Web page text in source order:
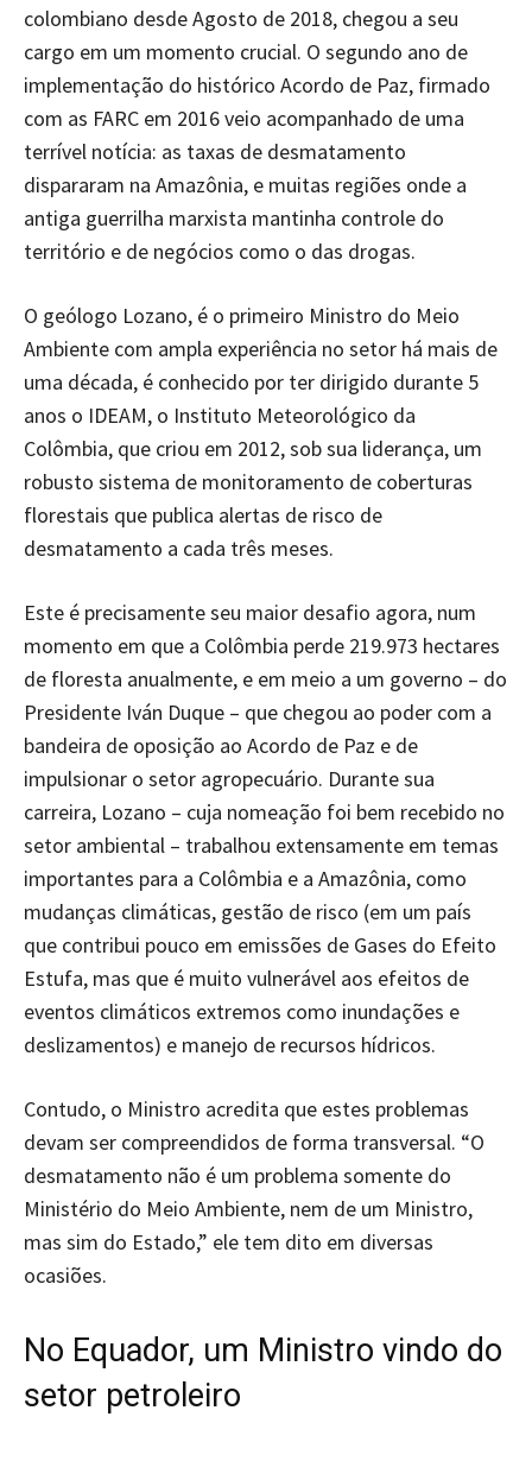
colombiano desde Agosto de 2018, chegou a seu
cargo em um momento crucial. O segundo ano de
implementação do histórico Acordo de Paz, firmado
com as FARC em 2016 veio acompanhado de uma
terrível notícia: as taxas de desmatamento
dispararam na Amazônia, e muitas regiões onde a
antiga guerrilha marxista mantinha controle do
território e de negócios como o das drogas.
O geólogo Lozano, é o primeiro Ministro do Meio
Ambiente com ampla experiência no setor há mais de
uma década, é conhecido por ter dirigido durante 5
anos o IDEAM, o Instituto Meteorológico da
Colômbia, que criou em 2012, sob sua liderança, um
robusto sistema de monitoramento de coberturas
florestais que publica alertas de risco de
desmatamento a cada três meses.
Este é precisamente seu maior desafio agora, num
momento em que a Colômbia perde 219.973 hectares
de floresta anualmente, e em meio a um governo – do
Presidente Iván Duque – que chegou ao poder com a
bandeira de oposição ao Acordo de Paz e de
impulsionar o setor agropecuário. Durante sua
carreira, Lozano – cuja nomeação foi bem recebido no
setor ambiental – trabalhou extensamente em temas
importantes para a Colômbia e a Amazônia, como
mudanças climáticas, gestão de risco (em um país
que contribui pouco em emissões de Gases do Efeito
Estufa, mas que é muito vulnerável aos efeitos de
eventos climáticos extremos como inundações e
deslizamentos) e manejo de recursos hídricos.
Contudo, o Ministro acredita que estes problemas
devam ser compreendidos de forma transversal. “O
desmatamento não é um problema somente do
Ministério do Meio Ambiente, nem de um Ministro,
mas sim do Estado,” ele tem dito em diversas
ocasiões.
No Equador, um Ministro vindo do
setor petroleiro